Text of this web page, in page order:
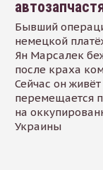
Бывший
немецкой
Ян Марсалек
после краха
Сейчас он
перемещается
на
Украины